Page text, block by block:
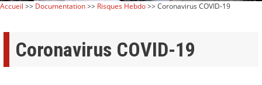
Accueil >> Documentation>> Risques Hebdo>> Coronavirus COVID-19
Coronavirus COVID-19